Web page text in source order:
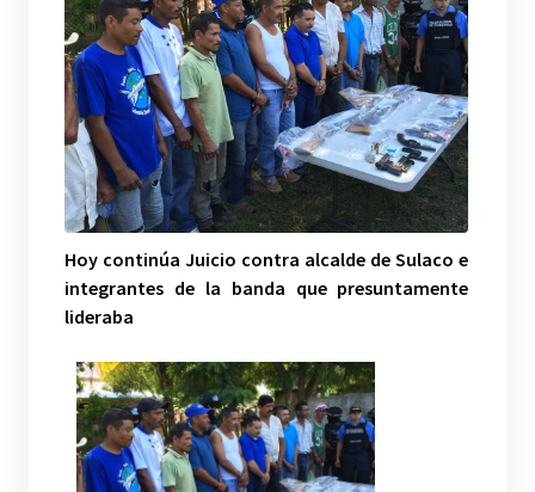
Hoy continúa Juicio contra alcalde de Sulaco e
integrantes de la banda que presuntamente
lideraba